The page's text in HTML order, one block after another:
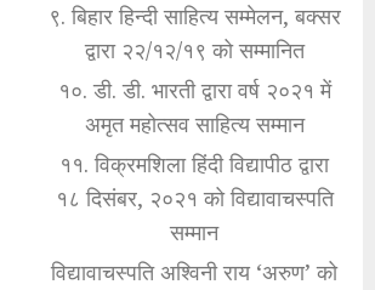
९. बिहार हिन्दी साहित्य सम्मेलन, बक्सर
द्वारा २२/१२/१९ को सम्मानित
१०. डी. डी. भारती द्वारा वर्ष २०२१ में
अमृत महोत्सव साहित्य सम्मान
११. विक्रमशिला हिंदी विद्यापीठ द्वारा
१८ दिसंबर, २०२१ को विद्यावाचस्पति
सम्मान
विद्यावाचस्पति अश्विनी राय ‘अरुण’ को